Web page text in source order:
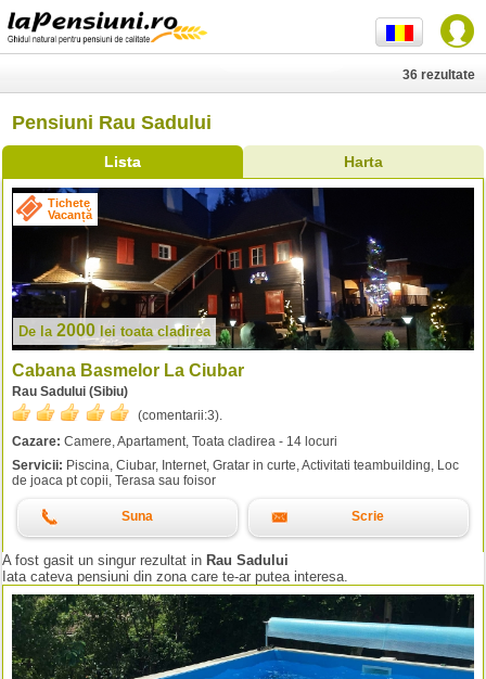
Pensiuni Rau Sadului
Lista Harta
36 rezultate
Tichete
Vacanță
De la 2000 lei toata cladirea
Cabana Basmelor La Ciubar
Rau Sadului (Sibiu)
(comentarii:3).
Cazare: Camere, Apartament, Toata cladirea - 14 locuri
Servicii: Piscina, Ciubar, Internet, Gratar in curte, Activitati teambuilding, Loc
de joaca pt copii, Terasa sau foisor
Suna Scrie
A fost gasit un singur rezultat in Rau Sadului
Iata cateva pensiuni din zona care te-ar putea interesa.